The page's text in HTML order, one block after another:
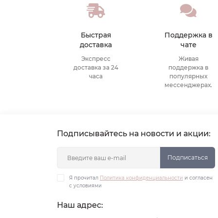
Быстрая
доставка
Экспресс
доставка за 24
часа
Поддержка в
чате
Живая
поддержка в
популярных
мессенджерах.
Подписывайтесь на новости и акции:
Подписаться
Я прочитал Политика конфиденциальности и согласен
с условиями
Наш адрес: